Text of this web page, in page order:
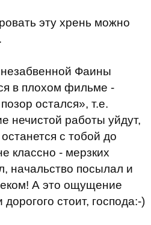
эту хрень можно
Фаины
в плохом фильме -
остался», т.е.
нечистой работы уйдут,
с тобой до
классно - мерзких
начальство посылал и
А это ощущение
стоит, господа:-)